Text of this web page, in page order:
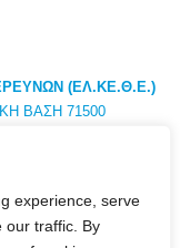
experience, serve
our traffic. By
(ΕΛ.ΚΕ.Θ.Ε.)
ΒΑΣΗ 71500
– ΣΟΥΝΙΟΥ